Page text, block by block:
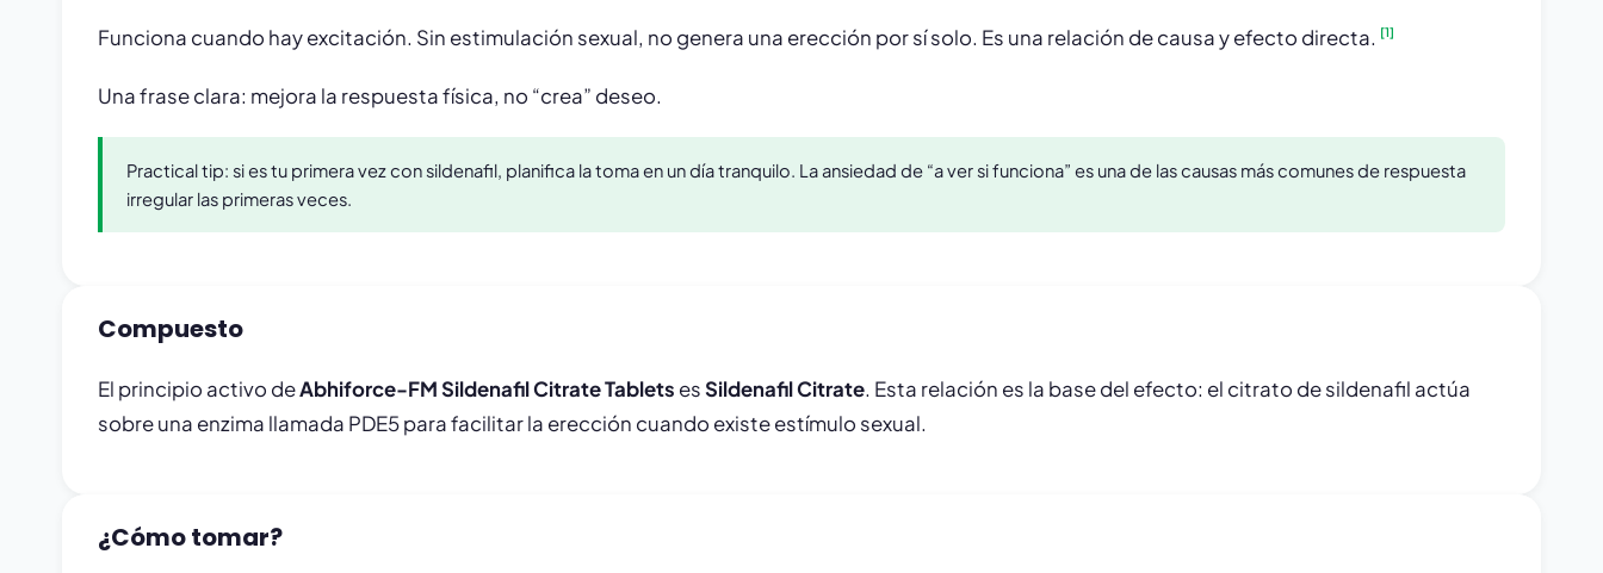
Funciona cuando hay excitación. Sin estimulación sexual, no genera una erección por sí solo. Es una relación de causa y efecto directa. [1]
Una frase clara: mejora la respuesta física, no “crea” deseo.
Practical tip: si es tu primera vez con sildenafil, planifica la toma en un día tranquilo. La ansiedad de “a ver si funciona” es una de las causas más comunes de respuesta
irregular las primeras veces.
Compuesto
El principio activo deAbhiforce-FM Sildenafil Citrate Tablets esSildenafil Citrate. Esta relación es la base del efecto: el citrato de sildenafil actúa
sobre una enzima llamada PDE5 para facilitar la erección cuando existe estímulo sexual.
¿Cómo tomar?